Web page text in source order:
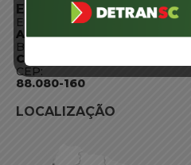
ENDEREÇO
Endereço:
Av. Almirante Tamandaré -
Bairro:
Coqueiros, Florianópolis SC
CEP:
88.080-160
LOCALIZAÇÃO